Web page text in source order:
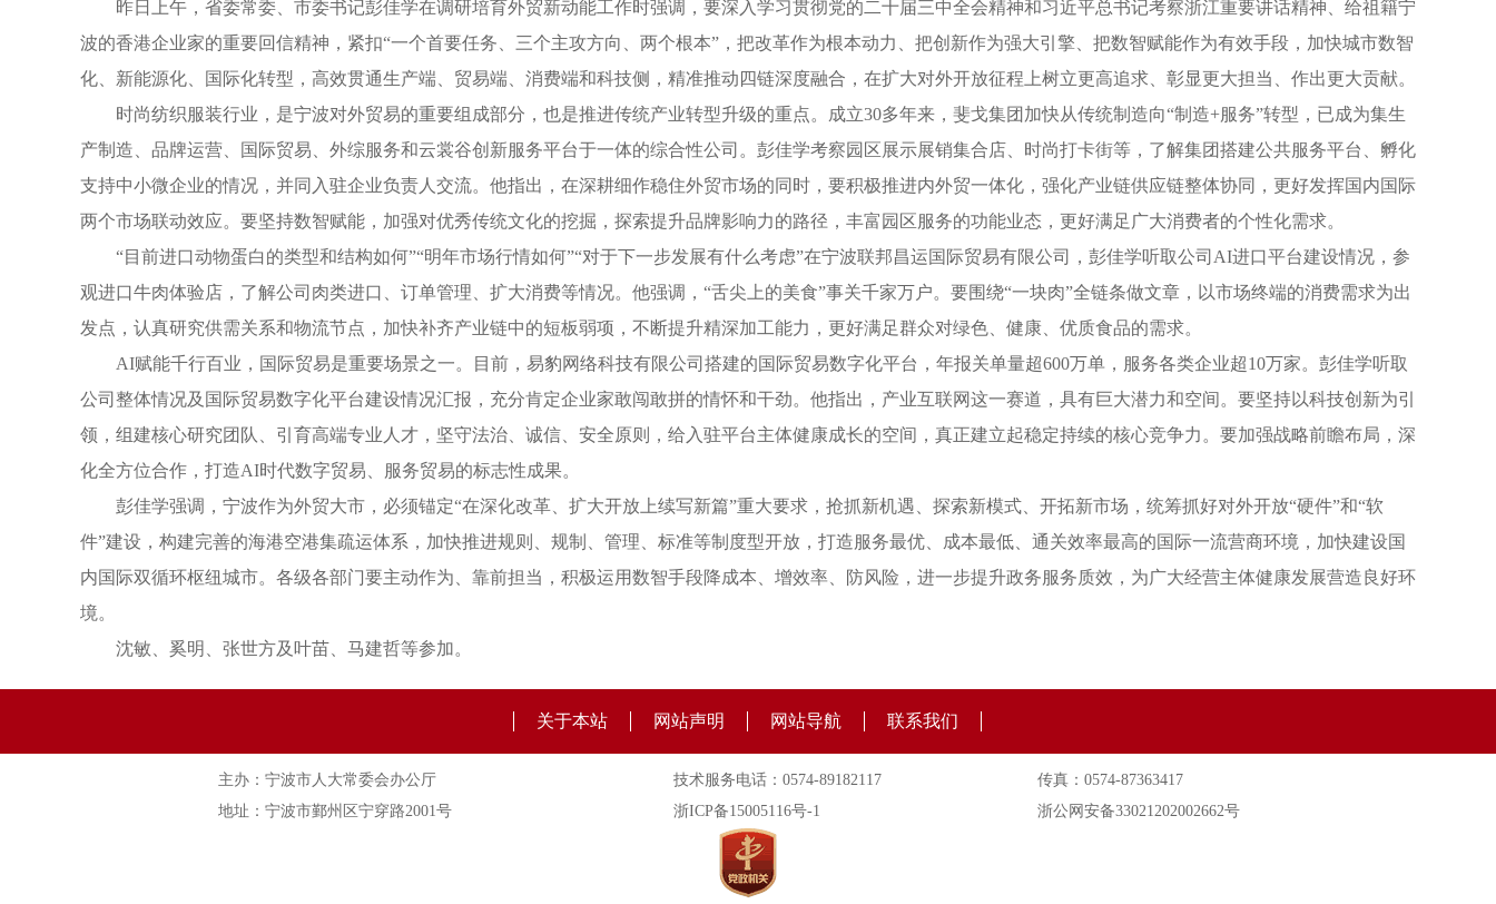
昨日上午，省委常委、市委书记彭佳学在调研培育外贸新动能工作时强调，要深入学习贯彻党的二十届三中全会精神和习近平总书记考察浙江重要讲话精神、给祖籍宁
波的香港企业家的重要回信精神，紧扣“一个首要任务、三个主攻方向、两个根本”，把改革作为根本动力、把创新作为强大引擎、把数智赋能作为有效手段，加快城市数智
化、新能源化、国际化转型，高效贯通生产端、贸易端、消费端和科技侧，精准推动四链深度融合，在扩大对外开放征程上树立更高追求、彰显更大担当、作出更大贡献。
时尚纺织服装行业，是宁波对外贸易的重要组成部分，也是推进传统产业转型升级的重点。成立30多年来，斐戈集团加快从传统制造向“制造+服务”转型，已成为集生
产制造、品牌运营、国际贸易、外综服务和云裳谷创新服务平台于一体的综合性公司。彭佳学考察园区展示展销集合店、时尚打卡街等，了解集团搭建公共服务平台、孵化
支持中小微企业的情况，并同入驻企业负责人交流。他指出，在深耕细作稳住外贸市场的同时，要积极推进内外贸一体化，强化产业链供应链整体协同，更好发挥国内国际
两个市场联动效应。要坚持数智赋能，加强对优秀传统文化的挖掘，探索提升品牌影响力的路径，丰富园区服务的功能业态，更好满足广大消费者的个性化需求。
“目前进口动物蛋白的类型和结构如何”“明年市场行情如何”“对于下一步发展有什么考虑”在宁波联邦昌运国际贸易有限公司，彭佳学听取公司AI进口平台建设情况，参
观进口牛肉体验店，了解公司肉类进口、订单管理、扩大消费等情况。他强调，“舌尖上的美食”事关千家万户。要围绕“一块肉”全链条做文章，以市场终端的消费需求为出
发点，认真研究供需关系和物流节点，加快补齐产业链中的短板弱项，不断提升精深加工能力，更好满足群众对绿色、健康、优质食品的需求。
AI赋能千行百业，国际贸易是重要场景之一。目前，易豹网络科技有限公司搭建的国际贸易数字化平台，年报关单量超600万单，服务各类企业超10万家。彭佳学听取
公司整体情况及国际贸易数字化平台建设情况汇报，充分肯定企业家敢闯敢拼的情怀和干劲。他指出，产业互联网这一赛道，具有巨大潜力和空间。要坚持以科技创新为引
领，组建核心研究团队、引育高端专业人才，坚守法治、诚信、安全原则，给入驻平台主体健康成长的空间，真正建立起稳定持续的核心竞争力。要加强战略前瞻布局，深
化全方位合作，打造AI时代数字贸易、服务贸易的标志性成果。
彭佳学强调，宁波作为外贸大市，必须锚定“在深化改革、扩大开放上续写新篇”重大要求，抢抓新机遇、探索新模式、开拓新市场，统筹抓好对外开放“硬件”和“软
件”建设，构建完善的海港空港集疏运体系，加快推进规则、规制、管理、标准等制度型开放，打造服务最优、成本最低、通关效率最高的国际一流营商环境，加快建设国
内国际双循环枢纽城市。各级各部门要主动作为、靠前担当，积极运用数智手段降成本、增效率、防风险，进一步提升政务服务质效，为广大经营主体健康发展营造良好环
境。
沈敏、奚明、张世方及叶苗、马建哲等参加。
关于本站 网站声明 网站导航 联系我们
主办：宁波市人大常委会办公厅
地址：宁波市鄞州区宁穿路2001号
技术服务电话：0574-89182117
浙ICP备15005116号-1
传真：0574-87363417
浙公网安备33021202002662号